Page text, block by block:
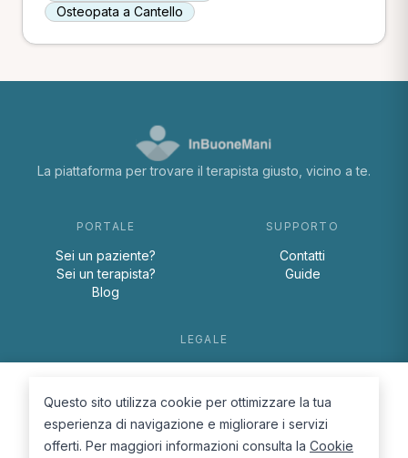
Osteopata a Cantello
La piattaforma per trovare il terapista giusto, vicino a te.
PORTALE
Sei un paziente?
Sei un terapista?
Blog
SUPPORTO
Contatti
Guide
LEGALE
Cookie Policy
Questo sito utilizza cookie per ottimizzare la tua
esperienza di navigazione e migliorare i servizi
offerti. Per maggiori informazioni consulta la Cookie